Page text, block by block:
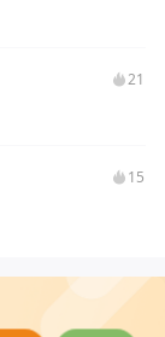
21
15